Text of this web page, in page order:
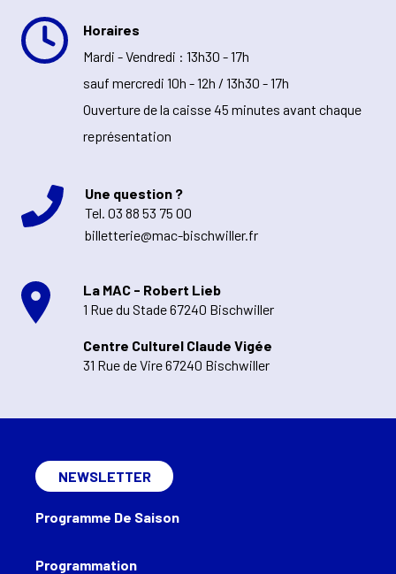
Horaires
Mardi - Vendredi : 13h30 - 17h
sauf mercredi 10h - 12h / 13h30 - 17h
Ouverture de la caisse 45 minutes avant chaque
représentation
Une question ?
Tel. 03 88 53 75 00
billetterie@mac-bischwiller.fr
La MAC - Robert Lieb
1 Rue du Stade 67240 Bischwiller
Centre Culturel Claude Vigée
31 Rue de Vire 67240 Bischwiller
Programmation
NEWSLETTER
Programme De Saison